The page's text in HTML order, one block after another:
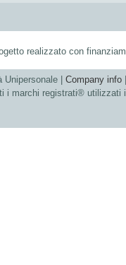
realizzato con
Unipersonale | Company info
i marchi registrati® utilizzati